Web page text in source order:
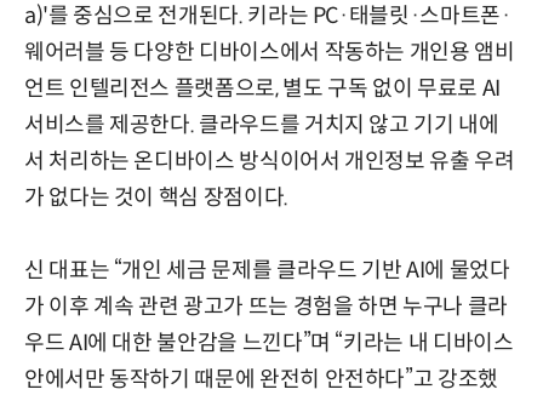
a)'를 중심으로 전개된다. 키라는 PC·태블릿·스마트폰·
웨어러블 등 다양한 디바이스에서 작동하는 개인용 앰비
언트 인텔리전스 플랫폼으로, 별도 구독 없이 무료로 AI
서비스를 제공한다. 클라우드를 거치지 않고 기기 내에
서 처리하는 온디바이스 방식이어서 개인정보 유출 우려
가 없다는 것이 핵심 장점이다.
신 대표는 “개인 세금 문제를 클라우드 기반 AI에 물었다
가 이후 계속 관련 광고가 뜨는 경험을 하면 누구나 클라
우드 AI에 대한 불안감을 느낀다”며 “키라는 내 디바이스
안에서만 동작하기 때문에 완전히 안전하다”고 강조했